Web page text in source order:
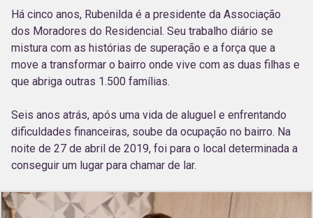
Há cinco anos, Rubenilda é a presidente da Associação
dos Moradores do Residencial. Seu trabalho diário se
mistura com as histórias de superação e a força que a
move a transformar o bairro onde vive com as duas filhas e
que abriga outras 1.500 famílias.
Seis anos atrás, após uma vida de aluguel e enfrentando
dificuldades financeiras, soube da ocupação no bairro. Na
noite de 27 de abril de 2019, foi para o local determinada a
conseguir um lugar para chamar de lar.